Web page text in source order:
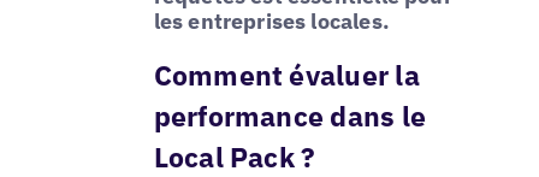
les entreprises locales.
Comment évaluer la
performance dans le
Local Pack ?